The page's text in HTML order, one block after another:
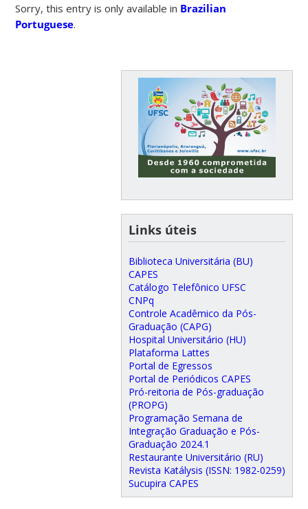
Sorry, this entry is only available in Brazilian
Portuguese.
Links úteis
Biblioteca Universitária (BU)
CAPES
Catálogo Telefônico UFSC
CNPq
Controle Acadêmico da Pós-
Graduação (CAPG)
Hospital Universitário (HU)
Plataforma Lattes
Portal de Egressos
Portal de Periódicos CAPES
Pró-reitoria de Pós-graduação
(PROPG)
Programação Semana de
Integração Graduação e Pós-
Graduação 2024.1
Restaurante Universitário (RU)
Revista Katálysis (ISSN: 1982-0259)
Sucupira CAPES